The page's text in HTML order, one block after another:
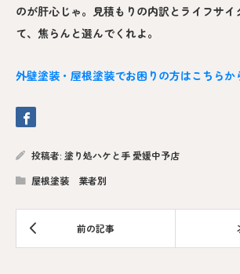
のが肝心じゃ。見積もりの内訳とライフサイ
て、焦らんと選んでくれよ。
外壁塗装・屋根塗装でお困りの方はこちらか
投稿者: 塗り処ハケと手 愛媛中予店
屋根塗装 業者別